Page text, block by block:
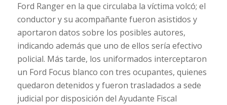
Ford Ranger en la que circulaba la víctima volcó; el
conductor y su acompañante fueron asistidos y
aportaron datos sobre los posibles autores,
indicando además que uno de ellos sería efectivo
policial. Más tarde, los uniformados interceptaron
un Ford Focus blanco con tres ocupantes, quienes
quedaron detenidos y fueron trasladados a sede
judicial por disposición del Ayudante Fiscal